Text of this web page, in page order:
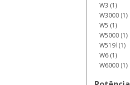
W3 (1)
W3000 (1)
W5 (1)
W5000 (1)
W519l (1)
W6 (1)
W6000 (1)